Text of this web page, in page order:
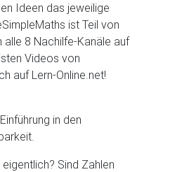
Ideen das jeweilige
ist Teil von
alle 8 Nachilfe-Kanäle auf
Videos von
auf Lern-Online.net!
in den
Sind Zahlen